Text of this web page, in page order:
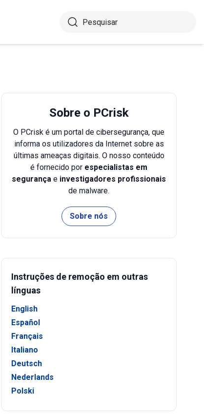
Sobre o PCrisk
O PCrisk é um portal de cibersegurança, que
informa os utilizadores da Internet sobre as
últimas ameaças digitais. O nosso conteúdo
é fornecido por especialistas em
segurança e investigadores profissionais
de malware.
Sobre nós
Instruções de remoção em outras
línguas
English
Español
Français
Italiano
Deutsch
Nederlands
Polski